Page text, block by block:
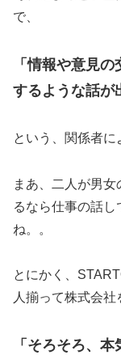
で、
「情報や意見
するような話が
という、関係者に
まあ、二人が男
るなら仕事の話
ね。。
とにかく、
人揃って株式会社
「そろそろ、本